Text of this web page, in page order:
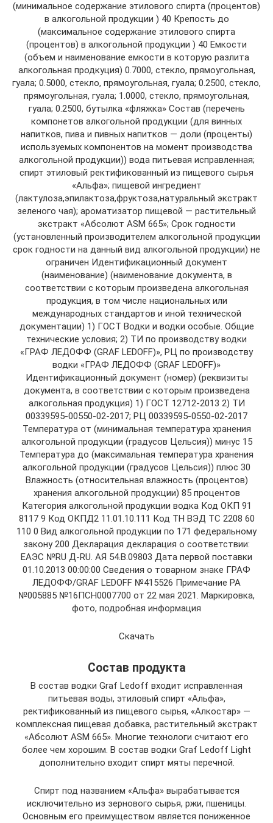
(минимальное содержание этилового спирта (процентов)
в алкогольной продукции ) 40 Крепость до
(максимальное содержание этилового спирта
(процентов) в алкогольной продукции ) 40 Емкости
(объем и наименование емкости в которую разлита
алкогольная продкуция) 0.7000, стекло, прямоугольная,
гуала; 0.5000, стекло, прямоугольная, гуала; 0.2500, стекло,
прямоугольная, гуала; 1.0000, стекло, прямоугольная,
гуала; 0.2500, бутылка «фляжка» Состав (перечень
компонетов алкогольной продукции (для винных
напитков, пива и пивных напитков — доли (проценты)
используемых компонентов на момент производства
алкогольной продукции)) вода питьевая исправленная;
спирт этиловый ректификованный из пищевого сырья
«Альфа»; пищевой ингредиент
(лактулоза,эпилактоза,фруктоза,натуральный экстракт
зеленого чая); ароматизатор пищевой — растительный
экстракт «Абсолют ASM 665»; Срок годности
(установленный производителем алкогольной продукции
срок годности на данный вид алкогольной продукции) не
ограничен Идентификационный документ
(наименование) (наименование документа, в
соответствии с которым произведена алкогольная
продукция, в том числе национальных или
международных стандартов и иной технической
документации) 1) ГОСТ Водки и водки особые. Общие
технические условия; 2) ТИ по производству водки
«ГРАФ ЛЕДОФФ (GRAF LEDOFF)», РЦ по производству
водки «ГРАФ ЛЕДОФФ (GRAF LEDOFF)»
Идентификационный документ (номер) (реквизиты
документа, в соответствии с которым произведена
алкогольная продукция) 1) ГОСТ 12712-2013 2) ТИ
00339595-00550-02-2017; РЦ 00339595-0550-02-2017
Температура от (минимальная температура хранения
алкогольной продукции (градусов Цельсия)) минус 15
Температура до (максимальная температура хранения
алкогольной продукции (градусов Цельсия)) плюс 30
Влажность (относительная влажность (процентов)
хранения алкогольной продукции) 85 процентов
Категория алкогольной продукции водка Код ОКП 91
8117 9 Код ОКПД2 11.01.10.111 Код ТН ВЭД ТС 2208 60
110 0 Вид алкогольной продукции по 171 федеральному
закону 200 Декларация декларация о соответствии:
ЕАЭС №RU Д-RU. AЯ 54.В.09803 Дата первой поставки
01.10.2013 00:00:00 Сведения о товарном знаке ГРАФ
ЛЕДОФФ/GRAF LEDOFF №415526 Примечание РА
№005885 №16ПСН0007700 от 22 мая 2021. Маркировка,
фото, подробная информация
Скачать
Состав продукта
В состав водки Graf Ledoff входит исправленная
питьевая воды, этиловый спирт «Альфа»,
ректификованный из пищевого сырья, «Алкостар» —
комплексная пищевая добавка, растительный экстракт
«Абсолют ASM 665». Многие технологи считают его
более чем хорошим. В состав водки Graf Ledoff Light
дополнительно входит спирт мяты перечной.
Спирт под названием «Альфа» вырабатывается
исключительно из зернового сырья, ржи, пшеницы.
Основным его преимуществом является пониженное